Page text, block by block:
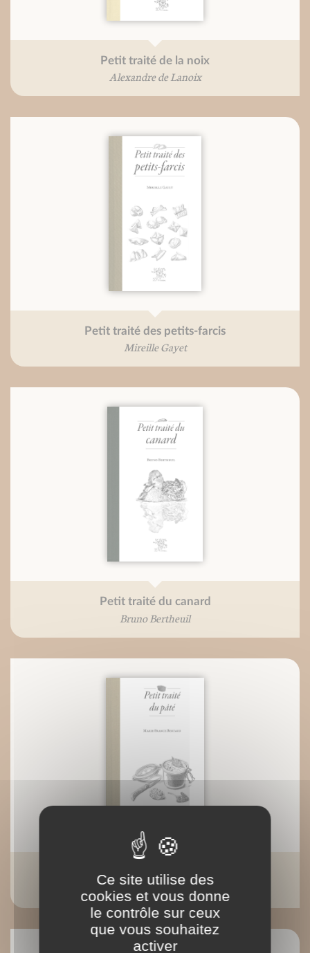
Petit traité de la noix
Alexandre de Lanoix
Petit traité des petits-farcis
Mireille Gayet
Petit traité du canard
Bruno Bertheuil
Petit traité du pâté
Marie-France Bertaud
Ce site utilise des
cookies et vous donne
le contrôle sur ceux
que vous souhaitez
activer